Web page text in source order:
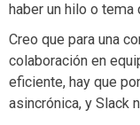
haber un hilo o
Creo que para una
colaboración en
eficiente, hay que
asincrónica, y Slack